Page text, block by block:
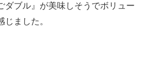
ダブル』が美味しそうでボリュー
じました。